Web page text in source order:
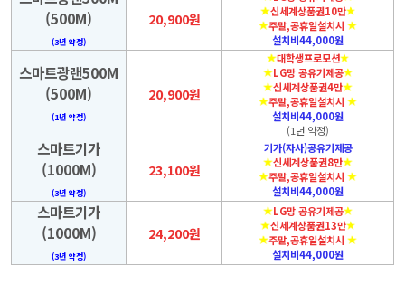
(500M)
(3년 약정)
20,900원
신세계상품권10만
주말,공휴일설치시
설치비44,000원
스마트광랜500M
(500M)
(1년 약정)
20,900원
대학생프로모션
LG망 공유기제공
신세계상품권4만
주말,공휴일설치시
설치비44,000원
(1년 약정)
스마트기가
(1000M)
(3년 약정)
23,100원
기가(자사)공유기제공
신세계상품권8만
주말,공휴일설치시
설치비44,000원
스마트기가
(1000M)
(3년 약정)
24,200원
LG망 공유기제공
신세계상품권13만
주말,공휴일설치시
설치비44,000원